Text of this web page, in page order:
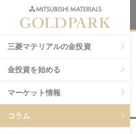
三菱マテリアルの金投資
金投資を始める
マーケット情報
コラム